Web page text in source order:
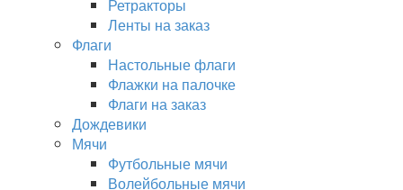
Ретракторы
Ленты на заказ
Флаги
Настольные флаги
Флажки на палочке
Флаги на заказ
Дождевики
Мячи
Футбольные мячи
Волейбольные мячи